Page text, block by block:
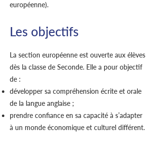
européenne).
Les objectifs
La section européenne est ouverte aux élèves
dès la classe de Seconde. Elle a pour objectif
de :
développer sa compréhension écrite et orale
de la langue anglaise ;
prendre confiance en sa capacité à s’adapter
à un monde économique et culturel différent.